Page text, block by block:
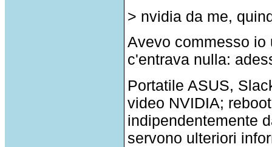
> nvidia da me,
Avevo commesso io
c'entrava nulla:
Portatile ASUS,
video NVIDIA;
indipendentemente
servono ulteriori